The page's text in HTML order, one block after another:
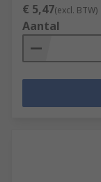
€ 5,47(excl. BTW)
Aantal